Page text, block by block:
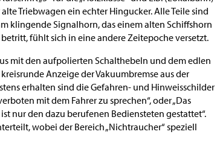
Triebwagen ein echter Hingucker. Alle Teile sind
klingende Signalhorn, das einem alten Schiffshorn
fühlt sich in eine andere Zeitepoche versetzt.
mit den aufpolierten Schalthebeln und dem edlen
Anzeige der Vakuumbremse aus der
erhalten sind die Gefahren- und Hinweisschilder
mit dem Fahrer zu sprechen“, oder „Das
nur den dazu berufenen Bediensteten gestattet“.
wobei der Bereich „Nichtraucher“ speziell